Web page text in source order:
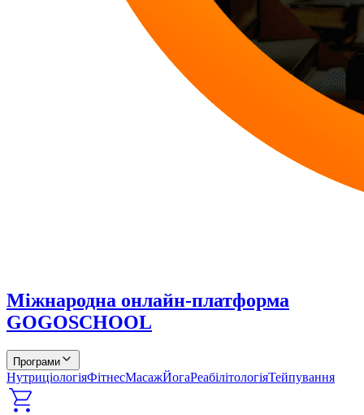
Міжнародна онлайн-платформа
GOGOSCHOOL
Програми
НутриціологіяФітнесМасажЙогаРеабілітологіяТейпування